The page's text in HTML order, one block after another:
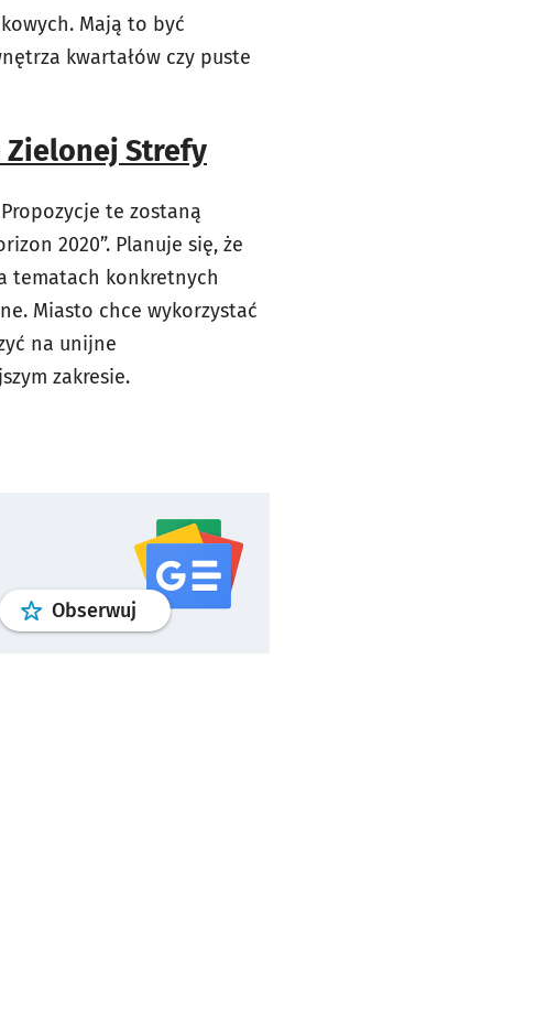
Mają to być
kwartałów czy puste
Zielonej Strefy
te zostaną
2020”. Planuje się, że
tematach konkretnych
Miasto chce wykorzystać
na unijne
zakresie.
Obserwuj profilgoogle news